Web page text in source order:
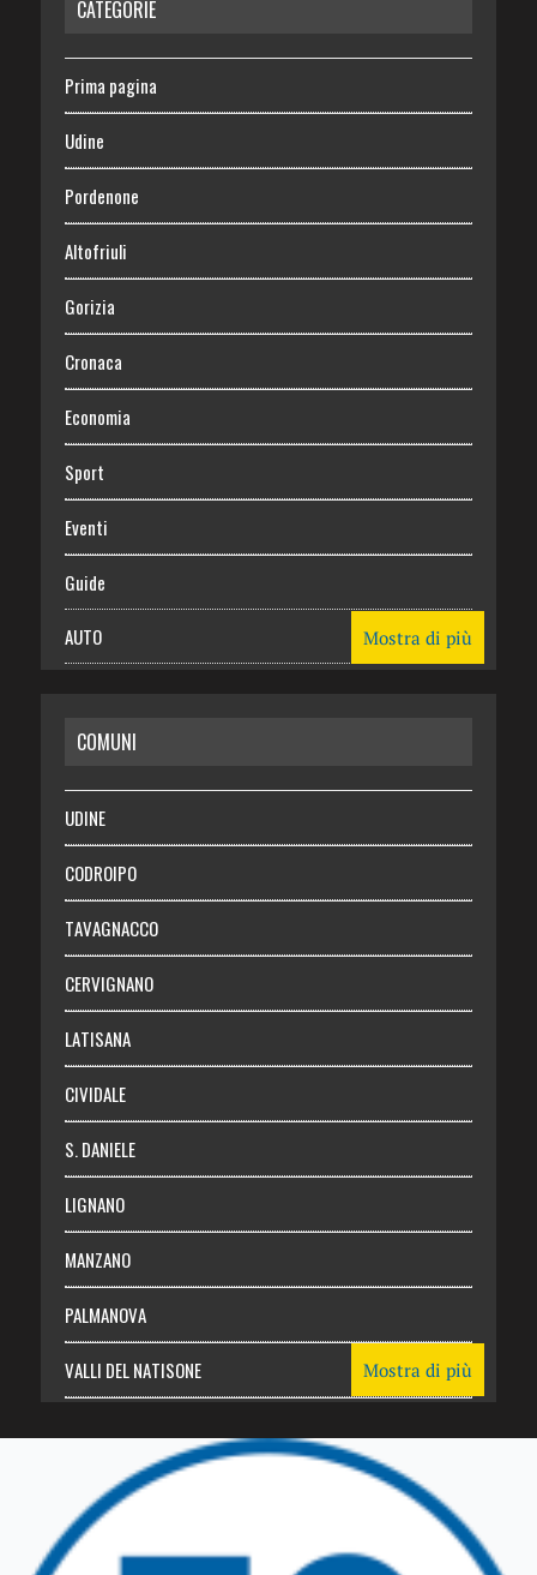
CATEGORIE
Prima pagina
Udine
Pordenone
Altofriuli
Gorizia
Cronaca
Economia
Sport
Eventi
Guide
AUTO
RISPARMIO
SALUTE
Necrologie
Chi siamo
Abbonati
Login
Mostra di più
COMUNI
UDINE
CODROIPO
TAVAGNACCO
CERVIGNANO
LATISANA
CIVIDALE
S. DANIELE
LIGNANO
MANZANO
PALMANOVA
VALLI DEL NATISONE
TRICESIMO
TARCENTO
Mostra di più